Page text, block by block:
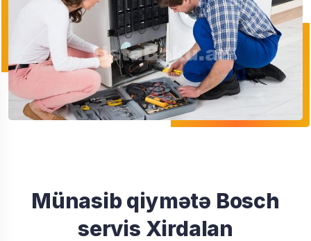
Münasib qiymətə Bosch
servis Xirdalan